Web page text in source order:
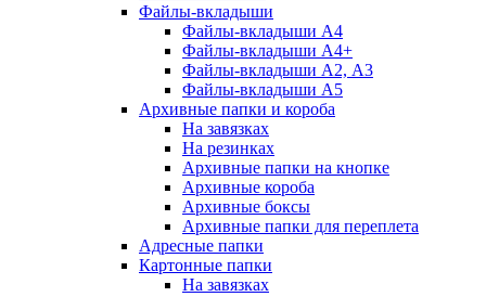
Файлы-вкладыши
Файлы-вкладыши А4
Файлы-вкладыши А4+
Файлы-вкладыши А2, А3
Файлы-вкладыши А5
Архивные папки и короба
На завязках
На резинках
Архивные папки на кнопке
Архивные короба
Архивные боксы
Архивные папки для переплета
Адресные папки
Картонные папки
На завязках